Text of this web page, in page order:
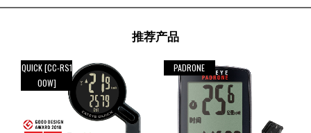
推荐产品
QUICK [CC-RS1
00W]
PADRONE